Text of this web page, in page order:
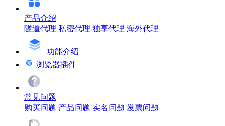
产品介绍
隧道代理 私密代理 独享代理 海外代理
功能介绍
浏览器插件
常见问题
购买问题 产品问题 实名问题 发票问题